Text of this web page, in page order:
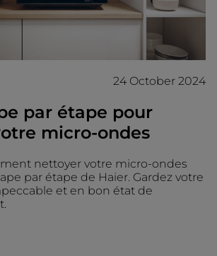
24 October 2024
par étape pour
micro-ondes
nettoyer votre micro-ondes
par étape de Haier. Gardez votre
et en bon état de